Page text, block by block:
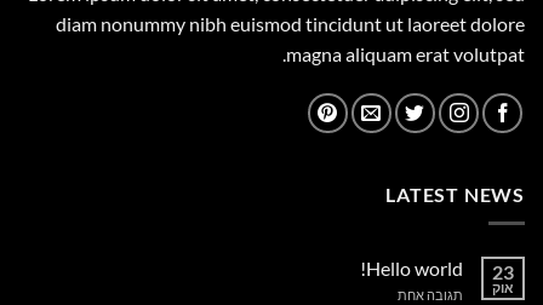
diam nonummy nibh euismod tincidunt ut laoreet dolore
magna aliquam erat volutpat.
LATEST NEWS
23
אוק
Hello world!
תגובה אחתעל